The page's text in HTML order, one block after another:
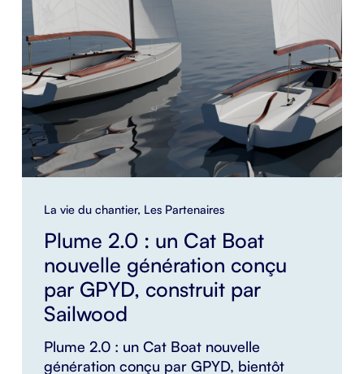
La vie du chantier, Les Partenaires
Plume 2.0 : un Cat Boat
nouvelle génération conçu
par GPYD, construit par
Sailwood
Plume 2.0 : un Cat Boat nouvelle
génération conçu par GPYD, bientôt